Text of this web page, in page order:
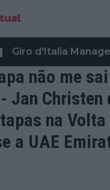
Giro d'Italia
não me
Jan Christen
na
a UAE